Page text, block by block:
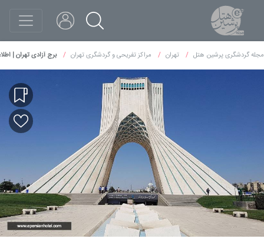
مجله گردشگری پرشین هتل تهران مراکز تفریحی و گردشگری تهران برج آزادی تهران |